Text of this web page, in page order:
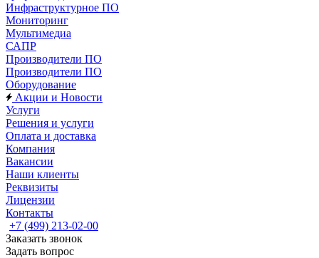
Инфраструктурное ПО
Мониторинг
Мультимедиа
САПР
Производители ПО
Производители ПО
Оборудование
Акции и Новости
Услуги
Решения и услуги
Оплата и доставка
Компания
Вакансии
Наши клиенты
Реквизиты
Лицензии
Контакты
+7 (499) 213-02-00
Заказать звонок
Задать вопрос